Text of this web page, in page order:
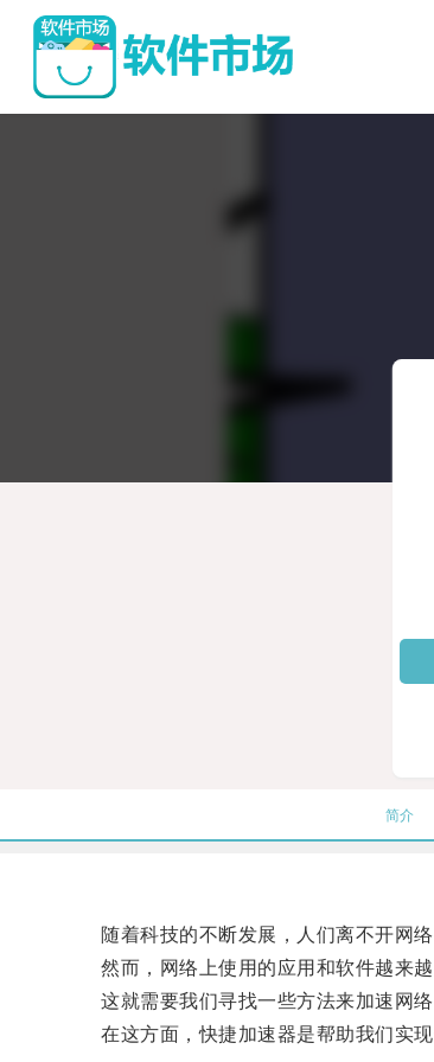
简介
随着科技的不断发展，人们离不开网络
然而，网络上使用的应用和软件越来越
这就需要我们寻找一些方法来加速网络
在这方面，快捷加速器是帮助我们实现